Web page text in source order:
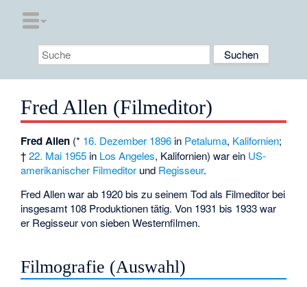
Fred Allen (Filmeditor)
Fred Allen (* 16. Dezember 1896 in Petaluma, Kalifornien;
†22. Mai 1955 in Los Angeles, Kalifornien) war ein US-
amerikanischer Filmeditor und Regisseur.
Fred Allen war ab 1920 bis zu seinem Tod als Filmeditor bei
insgesamt 108 Produktionen tätig. Von 1931 bis 1933 war
er Regisseur von sieben Westernfilmen.
Filmografie (Auswahl)